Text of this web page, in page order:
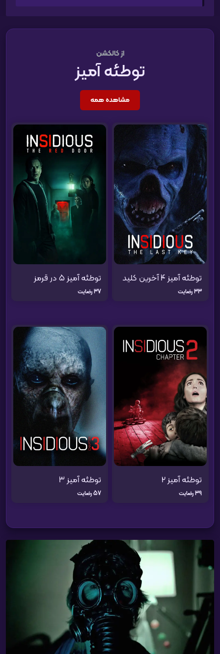
از کالکشن
توطئه آمیز
مشاهده همه
توطئه آمیز 5 در قرمز
37 رضایت
توطئه آمیز 4 آخرین کلید
33 رضایت
توطئه آمیز 3
57 رضایت
توطئه‌ آمیز ۲
39 رضایت